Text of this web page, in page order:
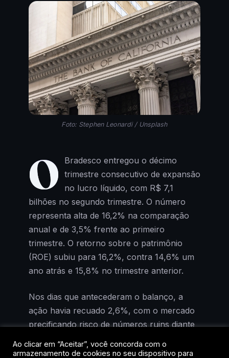
Foto: Stephen Leonardi / Unsplash
O
Bradesco entregou o décimo
trimestre consecutivo de expansão
no lucro líquido, com R$ 7,1
bilhões no segundo trimestre. O número
representa alta de 16,2% na comparação
anual e de 3,5% frente ao primeiro
trimestre. O retorno sobre o patrimônio
(ROE) subiu para 16,2%, contra 14,6% um
ano atrás e 15,8% no trimestre anterior.
Nos dias que antecederam o balanço, a
ação havia recuado 2,6%, com o mercado
precificando risco de números ruins diante
macroeconômico. Os resultados mostraram
Ao clicar em “Aceitar”, você concorda com o
armazenamento de cookies no seu dispositivo para